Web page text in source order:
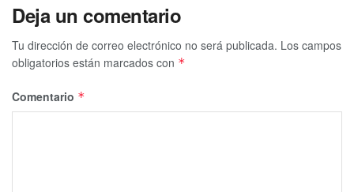
Deja un comentario
Tu dirección de correo electrónico no será publicada. Los campos
obligatorios están marcados con *
Comentario *